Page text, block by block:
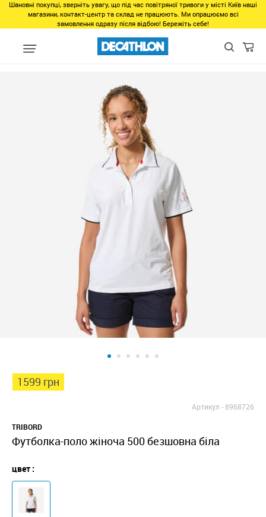
Шановні покупці, зверніть увагу, що під час повітряної тривоги у місті Київ наші
магазини, контакт-центр та склад не працюють. Ми опрацюємо всі
замовлення одразу після відбою! Бережіть себе!
Виды спорта Водные виды спорта Яхтинг и парусный спорт
1599 грн
Артикул -8968726
TRIBORD
Футболка-поло жіноча 500 безшовна біла
цвет :